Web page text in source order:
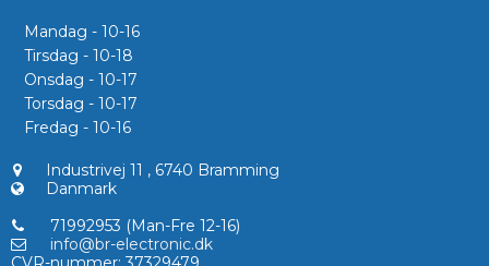
Mandag - 10-16
Tirsdag - 10-18
Onsdag - 10-17
Torsdag - 10-17
Fredag - 10-16
Industrivej 11 , 6740 Bramming
Danmark
71992953 (Man-Fre 12-16)
info@br-electronic.dk